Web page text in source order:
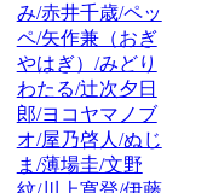
み/赤井千歳/ペッ
ペ/矢作兼（おぎ
やはぎ）/みどり
わたる/辻次夕日
郎/ヨコヤマノブ
オ/屋乃啓人/ぬじ
ま/薄場圭/文野